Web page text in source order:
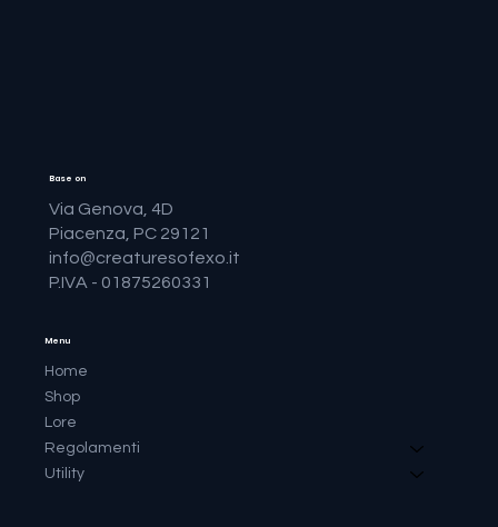
Via Genova, 4D
Piacenza, PC 29121
info@creaturesofexo.it
P.IVA - 01875260331
Base on
Menu
Home
Shop
Lore
Regolamenti
Utility